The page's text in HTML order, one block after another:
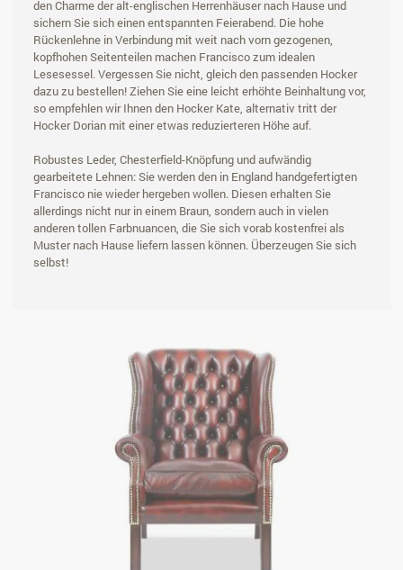
den Charme der alt-englischen Herrenhäuser nach Hause und
sichern Sie sich einen entspannten Feierabend. Die hohe
Rückenlehne in Verbindung mit weit nach vorn gezogenen,
kopfhohen Seitenteilen machen Francisco zum idealen
Lesesessel. Vergessen Sie nicht, gleich den passenden Hocker
dazu zu bestellen! Ziehen Sie eine leicht erhöhte Beinhaltung vor,
so empfehlen wir Ihnen den Hocker Kate, alternativ tritt der
Hocker Dorian mit einer etwas reduzierteren Höhe auf.
Robustes Leder, Chesterfield-Knöpfung und aufwändig
gearbeitete Lehnen: Sie werden den in England handgefertigten
Francisco nie wieder hergeben wollen. Diesen erhalten Sie
allerdings nicht nur in einem Braun, sondern auch in vielen
anderen tollen Farbnuancen, die Sie sich vorab kostenfrei als
Muster nach Hause liefern lassen können. Überzeugen Sie sich
selbst!